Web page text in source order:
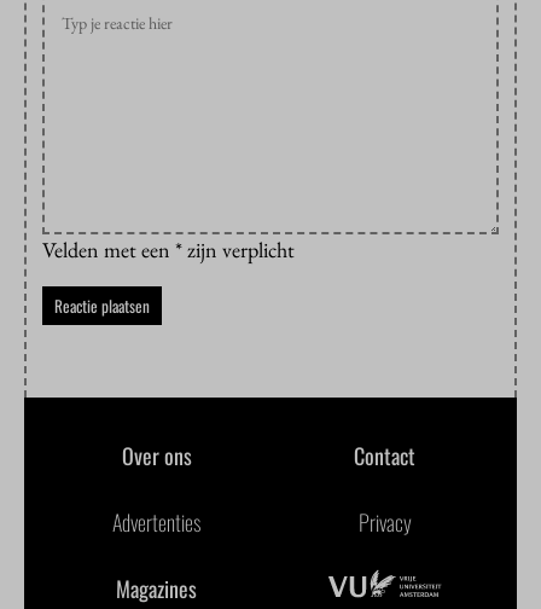
Velden met een * zijn verplicht
Over ons Contact
Advertenties Privacy
Magazines